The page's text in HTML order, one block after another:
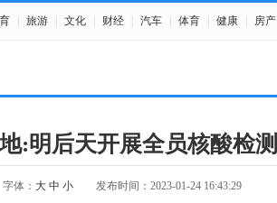
旅游 文化 财经 汽车 体育 健康 房产
:明后天开展全员核酸检测
字体： 大 中 小 发布时间：2023-01-24 16:43:29